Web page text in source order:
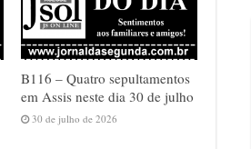
B116 – Quatro sepultamentos
em Assis neste dia 30 de julho
30 de julho de 2026